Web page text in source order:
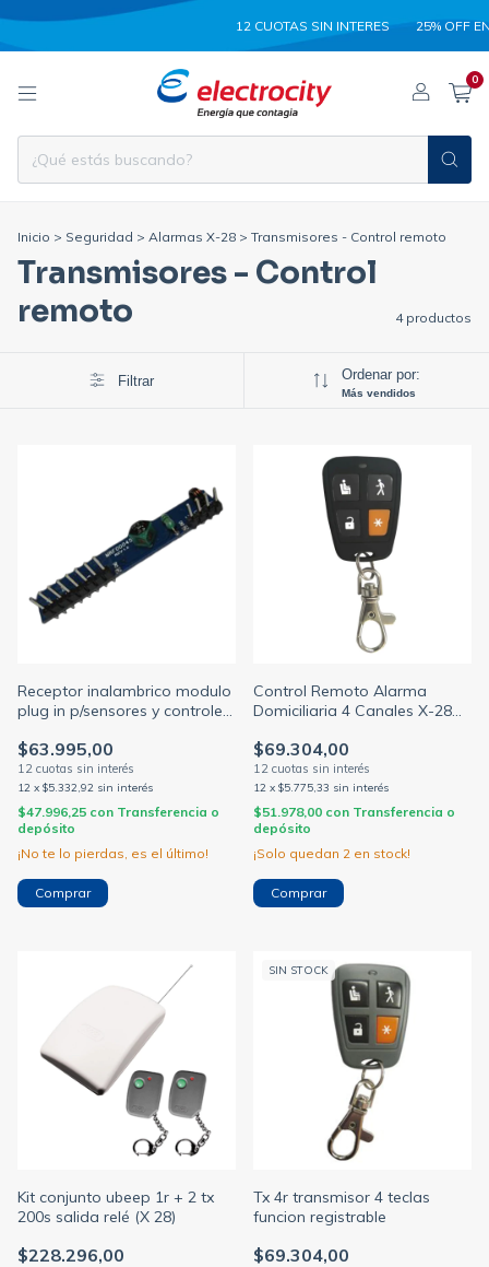
12 CUOTAS SIN INTERES 25% OFF EN
0
Inicio > Seguridad > Alarmas X-28 > Transmisores - Control remoto
Transmisores - Control
remoto
4 productos
Filtrar Ordenar por:
Más vendidos
Receptor inalambrico modulo
plug in p/sensores y controles
$63.995,00
12 x $5.332,92 sin interés
$47.996,25 con Transferencia o
depósito
¡No te lo pierdas, es el último!
Control Remoto Alarma
Domiciliaria 4 Canales X-28
$69.304,00
12 x $5.775,33 sin interés
$51.978,00 con Transferencia o
depósito
¡Solo quedan 2 en stock!
Kit conjunto ubeep 1r + 2 tx
200s salida relé (X 28)
$228.296,00
SIN STOCK
Tx 4r transmisor 4 teclas
funcion registrable
$69.304,00